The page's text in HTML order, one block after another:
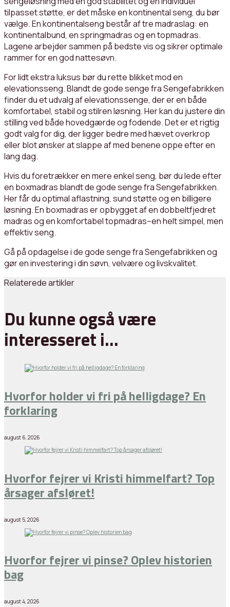
tilpasset støtte, er det måske en kontinental seng, du bør
vælge. En kontinentalseng består af tre madraslag: en
kontinentalbund, en springmadras og en topmadras.
Lagene arbejder sammen på bedste vis og sikrer optimale
rammer for en god nattesøvn.
For lidt ekstra luksus bør du rette blikket mod en
elevationsseng. Blandt de gode senge fra Sengefabrikken
finder du et udvalg af elevationssenge, der er en både
komfortabel, stabil og stilren løsning. Her kan du justere din
stilling ved både hovedgærde og fodende. Det er et rigtig
godt valg for dig, der ligger bedre med hævet overkrop
eller blot ønsker at slappe af med benene oppe efter en
lang dag.
Hvis du foretrækker en mere enkel seng, bør du lede efter
en boxmadras blandt de gode senge fra Sengefabrikken.
Her får du optimal aflastning, sund støtte og en billigere
løsning. En boxmadras er opbygget af en dobbeltfjedret
madras og en komfortabel topmadras–en helt simpel, men
effektiv seng.
Gå på opdagelse i de gode senge fra Sengefabrikken og
gør en investering i din søvn, velvære og livskvalitet.
Relaterede artikler
Du kunne også være
interesseret i…
Hvorfor holder vi fri på helligdage? En
forklaring
august 6, 2026
Hvorfor fejrer vi Kristi himmelfart? Top
årsager afsløret!
august 5, 2026
Hvorfor fejrer vi pinse? Oplev historien
bag
august 4, 2026